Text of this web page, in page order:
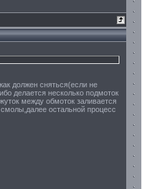
должен сняться(если не
делается несколько подмоток
между обмоток заливается
остальной процесс